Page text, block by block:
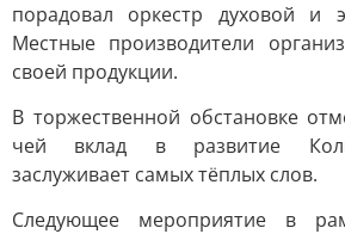
порадовал оркестр духовой и
Местные производители
своей продукции.
В торжественной обстановке
чей вклад в развитие
заслуживает самых тёплых слов.
Следующее мероприятие в